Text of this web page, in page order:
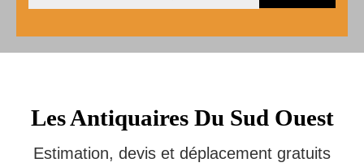
Les Antiquaires Du Sud Ouest
Estimation, devis et déplacement gratuits